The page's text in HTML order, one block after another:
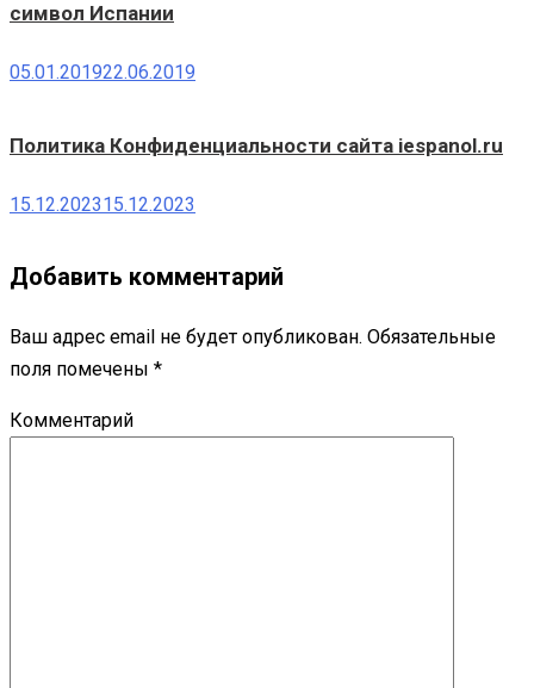
символ Испании
05.01.201922.06.2019
Политика Конфиденциальности сайта iespanol.ru
15.12.202315.12.2023
Добавить комментарий
Ваш адрес email не будет опубликован. Обязательные
поля помечены *
Комментарий